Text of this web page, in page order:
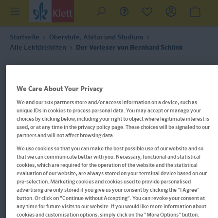
Startseite
Oberstufe, Abitur und Studium
Alle Lektürehilfen
Der Vorleser von Bernhard Schlink
Im Buch blättern
We Care About Your Privacy
We and our103partners store and/or access information on a device, such as
unique IDs in cookies to process personal data. You may accept or manage your
choices by clicking below, including your right to object where legitimate interest is
used, or at any time in the privacy policy page. These choices will be signaled to our
partners and will not affect browsing data.
We use cookies so that you can make the best possible use of our website and so
that we can communicate better with you. Necessary, functional and statistical
cookies, which are required for the operation of the website and the statistical
evaluation of our website, are always stored on your terminal device based on our
pre-selection. Marketing cookies and cookies used to provide personalised
advertising are only stored if you give us your consent by clicking the "I Agree"
button. Or click on "Continue without Accepting". You can revoke your consent at
any time for future visits to our website. If you would like more information about
cookies and customisation options, simply click on the "More Options" button.